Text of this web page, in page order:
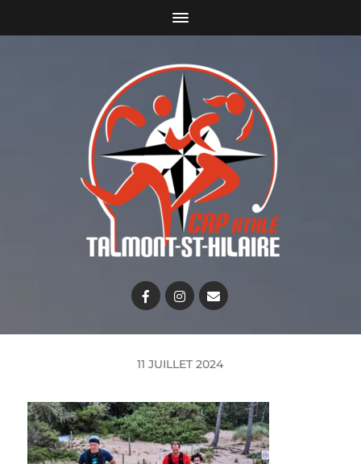
11 JUILLET 2024